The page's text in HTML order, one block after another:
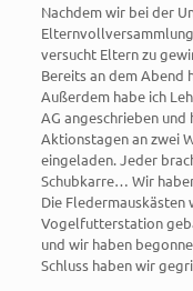
Nachdem wir bei der
versucht Eltern zu
Bereits an dem Abend
Außerdem habe ich
AG angeschrieben
Aktionstagen an zwei
eingeladen. Jeder
Schubkarre… Wir
Die Fledermauskästen
Vogelfutterstation
und wir haben
Schluss haben wir